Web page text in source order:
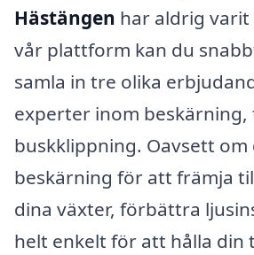
Hästängen har aldrig varit
vår plattform kan du
samla in tre olika
experter inom
buskklippning. Oavsett
beskärning för att främja
dina växter, förbättra
helt enkelt för att hålla din